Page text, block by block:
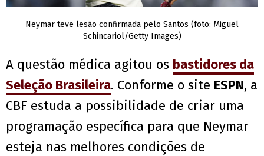
Neymar teve lesão confirmada pelo Santos (foto: Miguel
Schincariol/Getty Images)
A questão médica agitou os bastidores da
Seleção Brasileira. Conforme o site ESPN, a
CBF estuda a possibilidade de criar uma
programação específica para que Neymar
esteja nas melhores condições de